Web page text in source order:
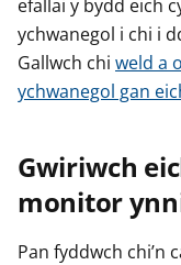
efallai y bydd eich
ychwanegol i chi i
Gallwch chi weld a
ychwanegol gan
Gwiriwch
monitor
Pan fyddwch chi’n